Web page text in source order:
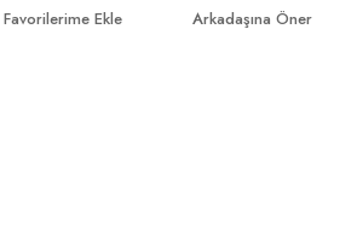
Arkadaşına Öner